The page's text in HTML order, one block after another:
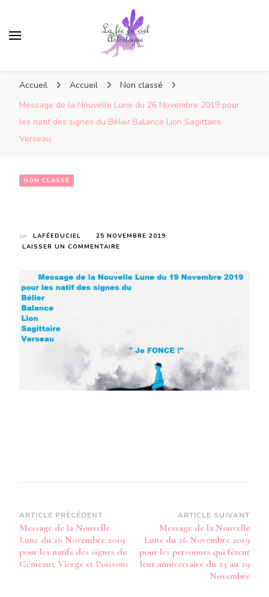
Accueil Accueil
Non classé
Message de la Nouvelle Lune du 26 Novembre 2019 pour
les natif des signes du Bélier Balance Lion Sagittaire
Verseau
NON CLASSÉ
par LAFÉEDUCIEL
25 NOVEMBRE 2019
LAISSER UN COMMENTAIRE
LA
NOUVELLE
2019
POUR
LES
NATIF
DES
Navigation
d’article
ARTICLE PRÉCÉDENT
Message de la Nouvelle
Lune du 26 Novembre 2019
pour les natifs des signes du
Gémeaux Vierge et Poissons
ARTICLE SUIVANT
Message de la Nouvelle
Lune du 26 Novembre 2019
pour les personnes qui fêtent
leur anniversaire du 23 au 29
Novembre